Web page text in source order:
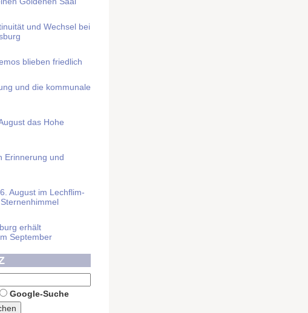
und Wechsel bei
blieben friedlich
und die kommunale
das Hohe
Erinnerung und
August im Lech­flim­
erhält
September
Google-Suche